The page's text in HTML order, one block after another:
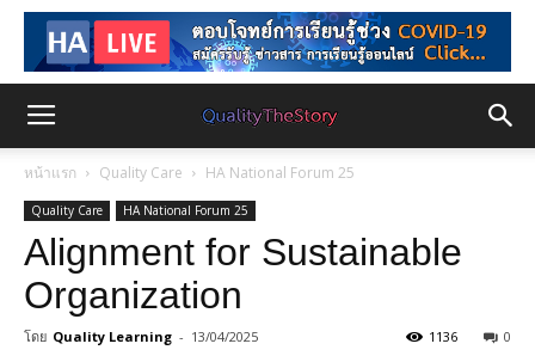
หน้าแรก Quality Care HA National Forum 25
Quality Care HA National Forum 25
Alignment for Sustainable
Organization
โดย Quality Learning - 13/04/2025 0
1136